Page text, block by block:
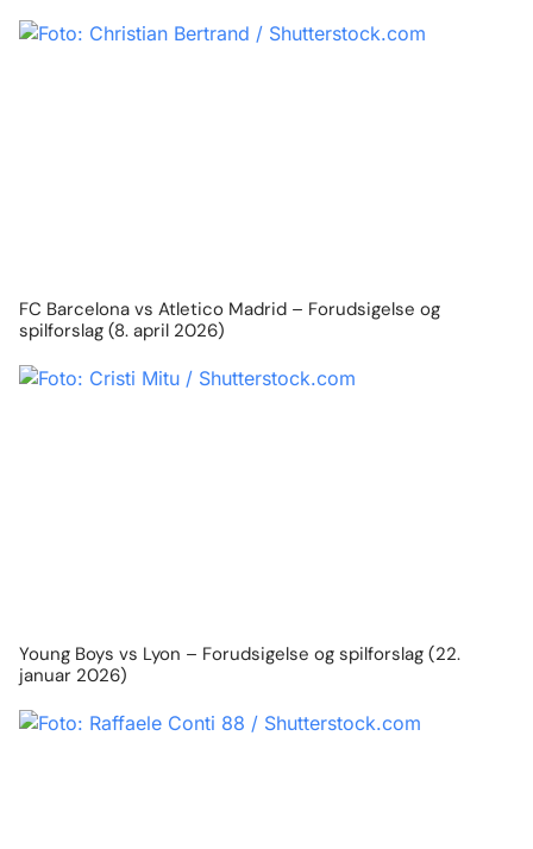
FC Barcelona vs Atletico Madrid – Forudsigelse og
spilforslag (8. april 2026)
Young Boys vs Lyon – Forudsigelse og spilforslag (22.
januar 2026)